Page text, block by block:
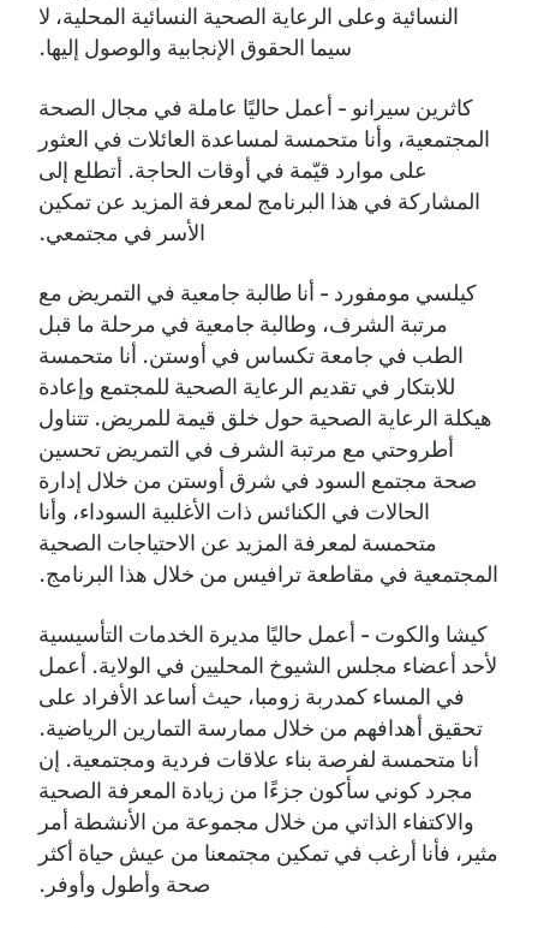
النسائية وعلى الرعاية الصحية النسائية المحلية، لا
سيما الحقوق الإنجابية والوصول إليها.
كاثرين سيرانو - أعمل حاليًا عاملة في مجال الصحة
المجتمعية، وأنا متحمسة لمساعدة العائلات في العثور
على موارد قيّمة في أوقات الحاجة. أتطلع إلى
المشاركة في هذا البرنامج لمعرفة المزيد عن تمكين
الأسر في مجتمعي.
كيلسي مومفورد - أنا طالبة جامعية في التمريض مع
مرتبة الشرف، وطالبة جامعية في مرحلة ما قبل
الطب في جامعة تكساس في أوستن. أنا متحمسة
للابتكار في تقديم الرعاية الصحية للمجتمع وإعادة
هيكلة الرعاية الصحية حول خلق قيمة للمريض. تتناول
أطروحتي مع مرتبة الشرف في التمريض تحسين
صحة مجتمع السود في شرق أوستن من خلال إدارة
الحالات في الكنائس ذات الأغلبية السوداء، وأنا
متحمسة لمعرفة المزيد عن الاحتياجات الصحية
المجتمعية في مقاطعة ترافيس من خلال هذا البرنامج.
كيشا والكوت - أعمل حاليًا مديرة الخدمات التأسيسية
لأحد أعضاء مجلس الشيوخ المحليين في الولاية. أعمل
في المساء كمدربة زومبا، حيث أساعد الأفراد على
تحقيق أهدافهم من خلال ممارسة التمارين الرياضية.
أنا متحمسة لفرصة بناء علاقات فردية ومجتمعية. إن
مجرد كوني سأكون جزءًا من زيادة المعرفة الصحية
والاكتفاء الذاتي من خلال مجموعة من الأنشطة أمر
مثير، فأنا أرغب في تمكين مجتمعنا من عيش حياة أكثر
صحة وأطول وأوفر.